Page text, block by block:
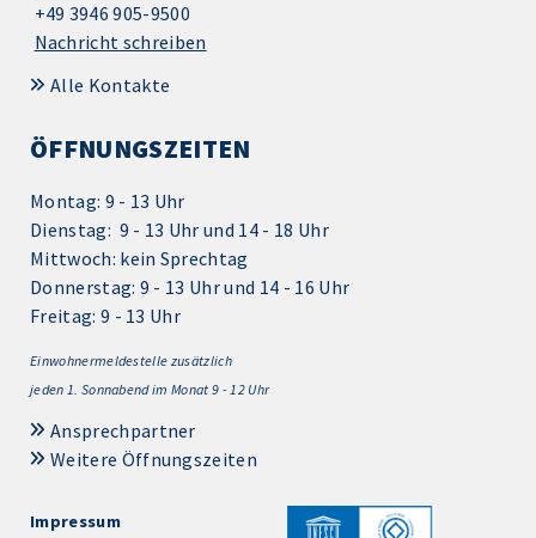
+49 3946 905-9500
Nachricht schreiben
Alle Kontakte
ÖFFNUNGSZEITEN
Montag: 9 - 13 Uhr
Dienstag: 9 - 13 Uhr und 14 - 18 Uhr
Mittwoch: kein Sprechtag
Donnerstag: 9 - 13 Uhr und 14 - 16 Uhr
Freitag: 9 - 13 Uhr
Einwohnermeldestelle zusätzlich
jeden 1. Sonnabend im Monat 9 - 12 Uhr
Ansprechpartner
Weitere Öffnungszeiten
Impressum